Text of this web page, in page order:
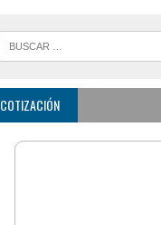
COTIZACIÓN